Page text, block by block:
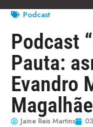
Podcast
Podcast
Pauta:
Evandro
Jaine Reis Martins